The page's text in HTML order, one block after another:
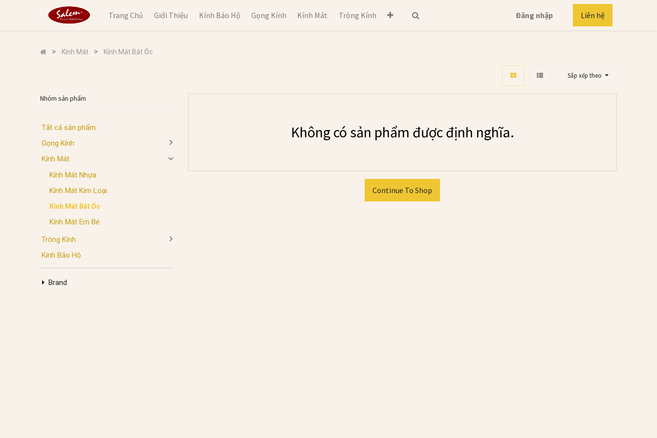
Trang Chủ Giới Thiệu Kính Bảo Hộ Gọng Kính Kính Mát Tròng Kính Đăng nhập Liên hệ
Kính Mát Kính Mát Bắt Ốc
Sắp xếp theo
Nhóm sản phẩm
Tất cả sản phẩm
Gọng Kính
Kính Mát
Kính Mát Nhựa
Kính Mát Kim Loại
Kính Mát Bắt Ốc
Kính Mát Em Bé
Tròng Kính
Kính Bảo Hộ
Brand
Không có sản phẩm được định nghĩa.
Continue To Shop